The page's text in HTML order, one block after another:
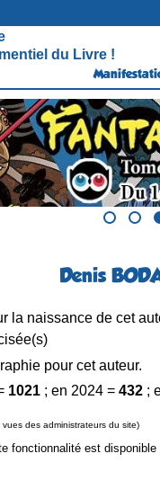
du Livre !
Denis
la naissance de cet
pour cet auteur.
1021 ; en 2024 = 432 ;
des administrateurs du site)
fonctionnalité est disponible